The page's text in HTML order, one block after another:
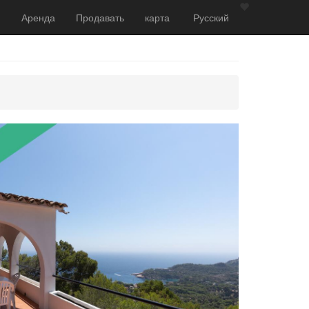
Аренда Продавать карта Русский